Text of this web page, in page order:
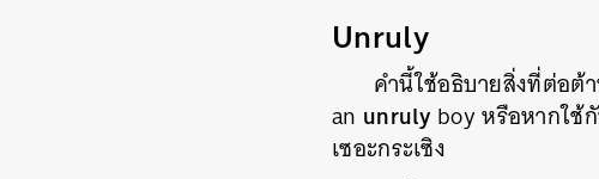
Unruly
คำนี้ใช้อธิบายสิ่งที่ต่อต้
an unruly boy หรือหากใช้
เซอะกระเซิง